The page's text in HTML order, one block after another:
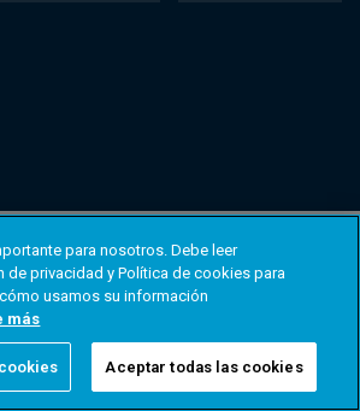
para nosotros. Debe leer
de privacidad y Política de cookies para
usamos su información
más
Aceptar todas las cookies